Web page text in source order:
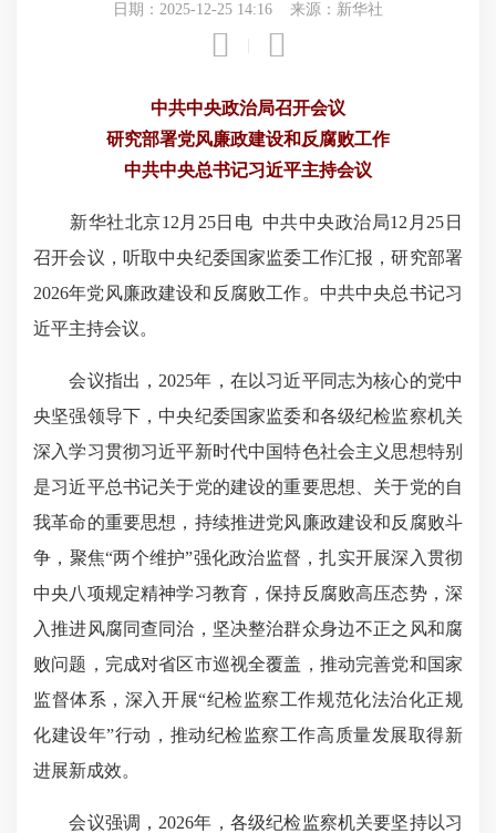
日期：2025-12-25 14:16 来源：新华社
 
中共中央政治局召开会议
研究部署党风廉政建设和反腐败工作
中共中央总书记习近平主持会议
新华社北京12月25日电 中共中央政治局12月25日
召开会议，听取中央纪委国家监委工作汇报，研究部署
2026年党风廉政建设和反腐败工作。中共中央总书记习
近平主持会议。
会议指出，2025年，在以习近平同志为核心的党中
央坚强领导下，中央纪委国家监委和各级纪检监察机关
深入学习贯彻习近平新时代中国特色社会主义思想特别
是习近平总书记关于党的建设的重要思想、关于党的自
我革命的重要思想，持续推进党风廉政建设和反腐败斗
争，聚焦“两个维护”强化政治监督，扎实开展深入贯彻
中央八项规定精神学习教育，保持反腐败高压态势，深
入推进风腐同查同治，坚决整治群众身边不正之风和腐
败问题，完成对省区市巡视全覆盖，推动完善党和国家
监督体系，深入开展“纪检监察工作规范化法治化正规
化建设年”行动，推动纪检监察工作高质量发展取得新
进展新成效。
会议强调，2026年，各级纪检监察机关要坚持以习